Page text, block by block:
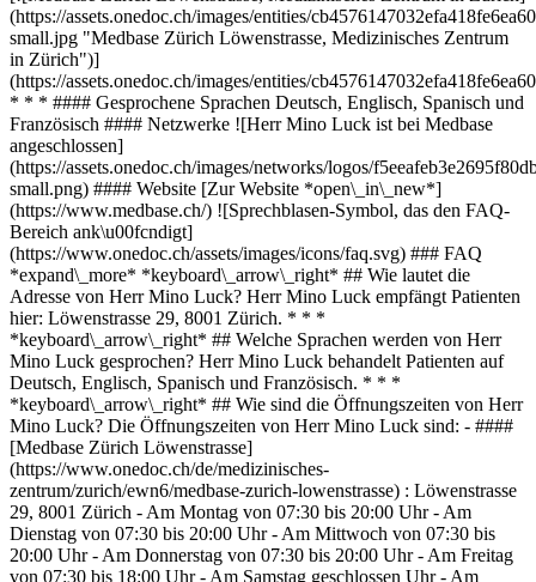
(https://assets.onedoc.ch/images/entities/
small.jpg "Medbase Zürich Löwenstrasse, Medizinisches Zentrum
in Zürich")]
(https://assets.onedoc.ch/images/entities/
* * * #### Gesprochene Sprachen Deutsch, Englisch, Spanisch und
Französisch #### Netzwerke ![Herr Mino Luck ist bei Medbase
angeschlossen]
(https://assets.onedoc.ch/images/networks/logos/
small.png) #### Website [Zur Website *open\_in\_new*]
(https://www.medbase.ch/) ![Sprechblasen-Symbol, das den FAQ-
Bereich ank\u00fcndigt]
(https://www.onedoc.ch/assets/images/icons/faq.svg) ### FAQ
*expand\_more* *keyboard\_arrow\_right* ## Wie lautet die
Adresse von Herr Mino Luck? Herr Mino Luck empfängt Patienten
hier: Löwenstrasse 29, 8001 Zürich. * * *
*keyboard\_arrow\_right* ## Welche Sprachen werden von Herr
Mino Luck gesprochen? Herr Mino Luck behandelt Patienten auf
Deutsch, Englisch, Spanisch und Französisch. * * *
*keyboard\_arrow\_right* ## Wie sind die Öffnungszeiten von Herr
Mino Luck? Die Öffnungszeiten von Herr Mino Luck sind: - ####
[Medbase Zürich Löwenstrasse]
(https://www.onedoc.ch/de/medizinisches-
zentrum/zurich/ewn6/medbase-zurich-lowenstrasse) : Löwenstrasse
29, 8001 Zürich - Am Montag von 07:30 bis 20:00 Uhr - Am
Dienstag von 07:30 bis 20:00 Uhr - Am Mittwoch von 07:30 bis
20:00 Uhr - Am Donnerstag von 07:30 bis 20:00 Uhr - Am Freitag
von 07:30 bis 18:00 Uhr - Am Samstag geschlossen Uhr - Am